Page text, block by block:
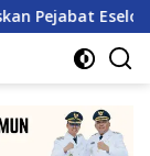
Eselon 1 dan